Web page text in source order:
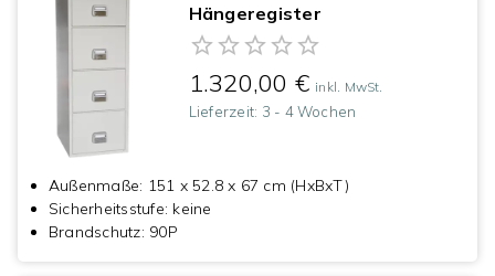
Hängeregister
1.320,00 € inkl. MwSt.
Lieferzeit: 3 - 4 Wochen
Außenmaße: 151 x 52.8 x 67 cm (HxBxT)
Sicherheitsstufe: keine
Brandschutz: 90P